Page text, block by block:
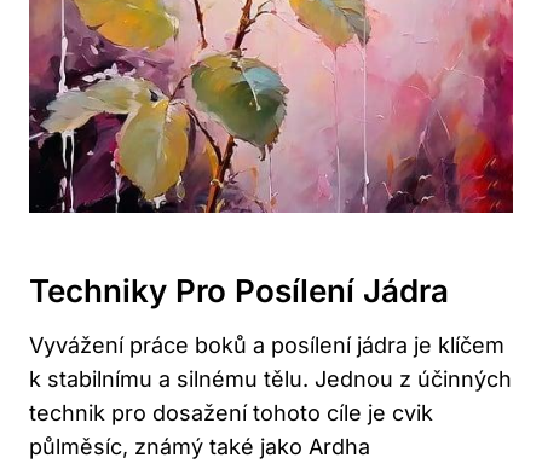
Techniky Pro Posílení Jádra
Vyvážení práce boků a posílení jádra je klíčem
k stabilnímu a silnému tělu. Jednou z účinných
technik pro dosažení tohoto cíle je cvik
půlměsíc, známý také jako Ardha